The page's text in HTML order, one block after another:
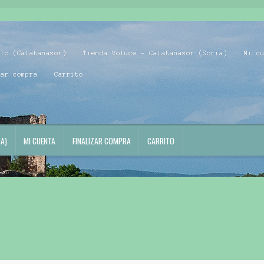
(Calatañazor) Tienda Voluce – Calatañazor (Soria) Mi
compra Carrito
MI CUENTA FINALIZAR COMPRA CARRITO